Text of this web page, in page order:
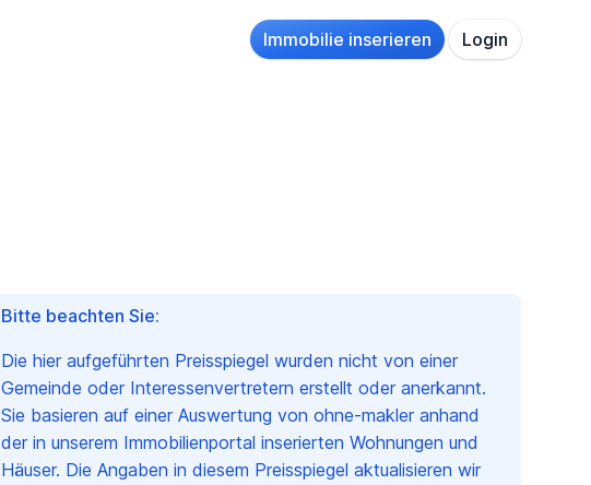
Immobilie inserieren Login
Bitte beachten Sie:
Die hier aufgeführten Preisspiegel wurden nicht von einer
Gemeinde oder Interessenvertretern erstellt oder anerkannt.
Sie basieren auf einer Auswertung von ohne-makler anhand
der in unserem Immobilienportal inserierten Wohnungen und
Häuser. Die Angaben in diesem Preisspiegel aktualisieren wir